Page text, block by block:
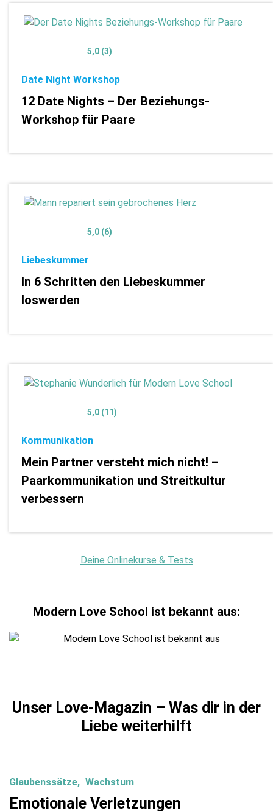
5,0 (3)
Date Night Workshop
12 Date Nights – Der Beziehungs-
Workshop für Paare
5,0 (6)
Liebeskummer
In 6 Schritten den Liebeskummer
loswerden
5,0 (11)
Kommunikation
Mein Partner versteht mich nicht! –
Paarkommunikation und Streitkultur
verbessern
Deine Onlinekurse & Tests
Modern Love School ist bekannt aus:
Unser Love-Magazin – Was dir in der
Liebe weiterhilft
Glaubenssätze Wachstum
Emotionale Verletzungen